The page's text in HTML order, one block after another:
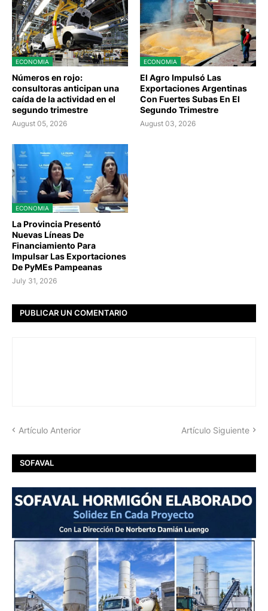
ECONOMIA
Números en rojo:
consultoras anticipan una
caída de la actividad en el
segundo trimestre
August 05, 2026
ECONOMIA
El Agro Impulsó Las
Exportaciones Argentinas
Con Fuertes Subas En El
Segundo Trimestre
August 03, 2026
ECONOMIA
La Provincia Presentó
Nuevas Líneas De
Financiamiento Para
Impulsar Las Exportaciones
De PyMEs Pampeanas
July 31, 2026
PUBLICAR UN COMENTARIO
Artículo Anterior Artículo Siguiente
SOFAVAL